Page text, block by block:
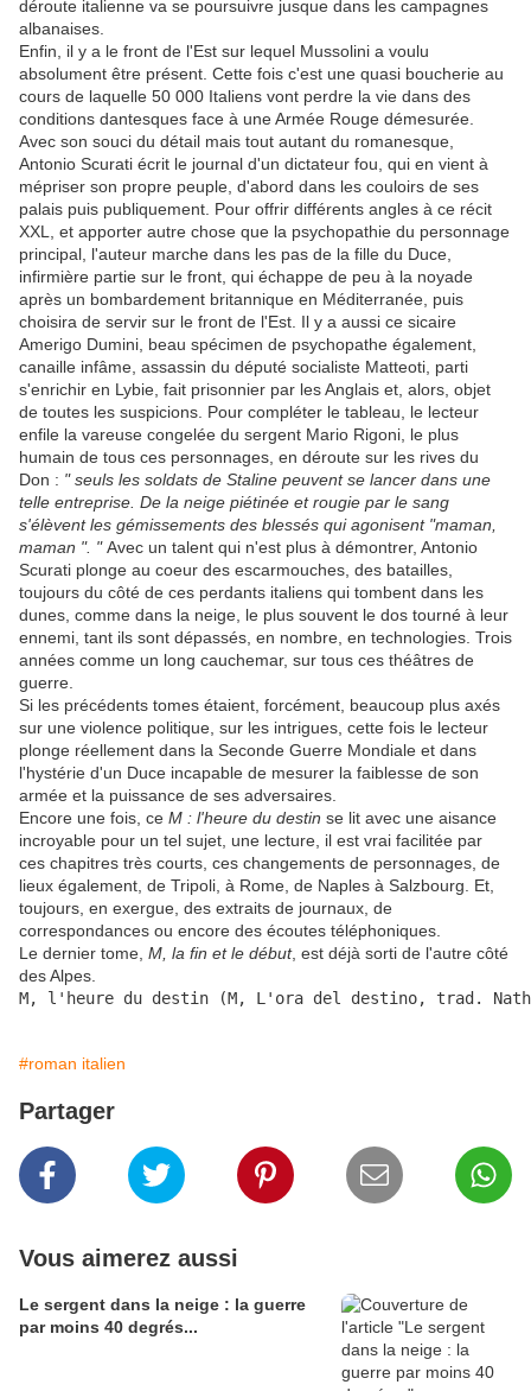
déroute italienne va se poursuivre jusque dans les campagnes
albanaises.
Enfin, il y a le front de l'Est sur lequel Mussolini a voulu
absolument être présent. Cette fois c'est une quasi boucherie au
cours de laquelle 50 000 Italiens vont perdre la vie dans des
conditions dantesques face à une Armée Rouge démesurée.
Avec son souci du détail mais tout autant du romanesque,
Antonio Scurati écrit le journal d'un dictateur fou, qui en vient à
mépriser son propre peuple, d'abord dans les couloirs de ses
palais puis publiquement. Pour offrir différents angles à ce récit
XXL, et apporter autre chose que la psychopathie du personnage
principal, l'auteur marche dans les pas de la fille du Duce,
infirmière partie sur le front, qui échappe de peu à la noyade
après un bombardement britannique en Méditerranée, puis
choisira de servir sur le front de l'Est. Il y a aussi ce sicaire
Amerigo Dumini, beau spécimen de psychopathe également,
canaille infâme, assassin du député socialiste Matteoti, parti
s'enrichir en Lybie, fait prisonnier par les Anglais et, alors, objet
de toutes les suspicions. Pour compléter le tableau, le lecteur
enfile la vareuse congelée du sergent Mario Rigoni, le plus
humain de tous ces personnages, en déroute sur les rives du
Don : " seuls les soldats de Staline peuvent se lancer dans une
telle entreprise. De la neige piétinée et rougie par le sang
s'élèvent les gémissements des blessés qui agonisent "maman,
maman ". "Avec un talent qui n'est plus à démontrer, Antonio
Scurati plonge au coeur des escarmouches, des batailles,
toujours du côté de ces perdants italiens qui tombent dans les
dunes, comme dans la neige, le plus souvent le dos tourné à leur
ennemi, tant ils sont dépassés, en nombre, en technologies. Trois
années comme un long cauchemar, sur tous ces théâtres de
guerre.
Si les précédents tomes étaient, forcément, beaucoup plus axés
sur une violence politique, sur les intrigues, cette fois le lecteur
plonge réellement dans la Seconde Guerre Mondiale et dans
l'hystérie d'un Duce incapable de mesurer la faiblesse de son
armée et la puissance de ses adversaires.
Encore une fois, ce M : l'heure du destin se lit avec une aisance
incroyable pour un tel sujet, une lecture, il est vrai facilitée par
ces chapitres très courts, ces changements de personnages, de
lieux également, de Tripoli, à Rome, de Naples à Salzbourg. Et,
toujours, en exergue, des extraits de journaux, de
correspondances ou encore des écoutes téléphoniques.
Le dernier tome, M, la fin et le début, est déjà sorti de l'autre côté
des Alpes.
M, l'heure du destin (M, L'ora del destino, trad.
#roman italien
Partager
Vous aimerez aussi
Le sergent dans la neige : la guerre
par moins 40 degrés...